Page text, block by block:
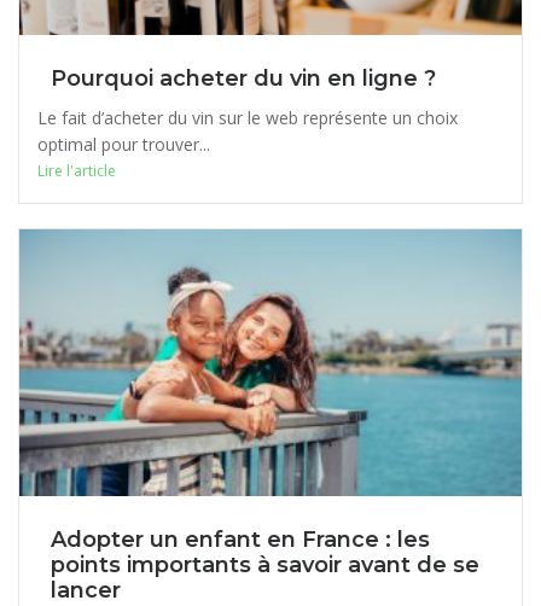
Pourquoi acheter du vin en ligne ?
Le fait d’acheter du vin sur le web représente un choix
optimal pour trouver...
Lire l'article
Adopter un enfant en France : les
points importants à savoir avant de se
lancer